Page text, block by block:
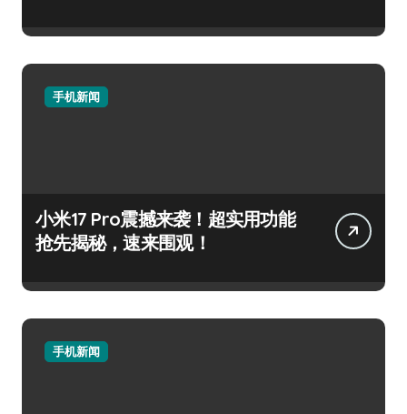
手机新闻
小米17 Pro震撼来袭！超实用功能
抢先揭秘，速来围观！
手机新闻